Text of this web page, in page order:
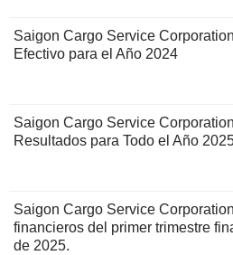
Saigon Cargo Service
Efectivo para el Año 2024
Saigon Cargo Service
Resultados para Todo el Año
Saigon Cargo Service
financieros del primer trimestre
de 2025.